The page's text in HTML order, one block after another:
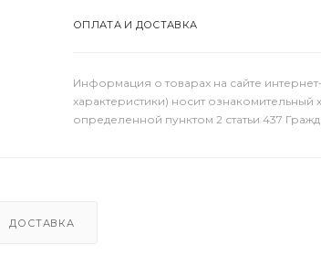
ОПЛАТА И ДОСТАВКА
Информация о товарах на сайте
характеристики) носит
определенной пунктом 2 статьи 437
ДОСТАВКА